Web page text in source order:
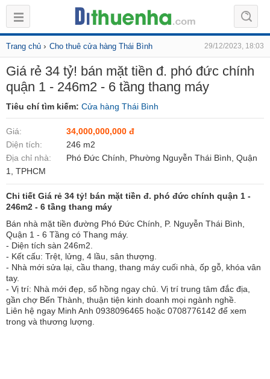
Trang chủ › Cho thuê cửa hàng Thái Bình 29/12/2023, 18:03
Giá rẻ 34 tỷ! bán mặt tiền đ. phó đức chính
quận 1 - 246m2 - 6 tầng thang máy
Tiêu chí tìm kiếm: Cửa hàng Thái Bình
Giá:
34,000,000,000 đ
Diện tích:
246 m2
Địa chỉ nhà:
Phó Đức Chính, Phường Nguyễn Thái Bình, Quận
1, TPHCM
Chi tiết Giá rẻ 34 tỷ! bán mặt tiền đ. phó đức chính quận 1 -
246m2 - 6 tầng thang máy
Bán nhà mặt tiền đường Phó Đức Chính, P. Nguyễn Thái Bình,
Quận 1 - 6 Tầng có Thang máy.
- Diện tích sàn 246m2.
- Kết cấu: Trệt, lửng, 4 lầu, sân thượng.
- Nhà mới sửa lại, cầu thang, thang máy cuối nhà, ốp gỗ, khóa vân
tay.
- Vị trí: Nhà mới đẹp, sổ hồng ngay chủ. Vị trí trung tâm đắc địa,
gần chợ Bến Thành, thuận tiện kinh doanh mọi ngành nghề.
Liên hệ ngay Minh Anh 0938096465 hoặc 0708776142 để xem
trong và thương lượng.